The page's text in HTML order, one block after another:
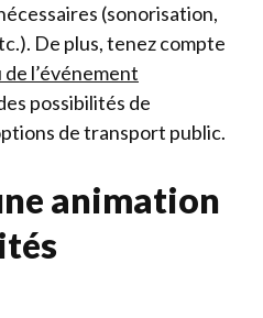
(sonorisation,
De plus, tenez compte
de l’événement
possibilités de
de transport public.
animation